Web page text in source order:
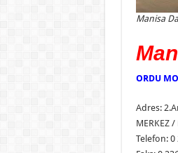
Manisa
ORDU
Adres:
MERKEZ
Telefon: 0